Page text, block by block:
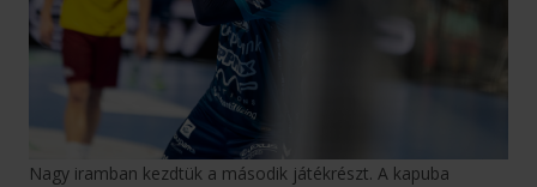
Nagy iramban kezdtük a második játékrészt. A kapuba